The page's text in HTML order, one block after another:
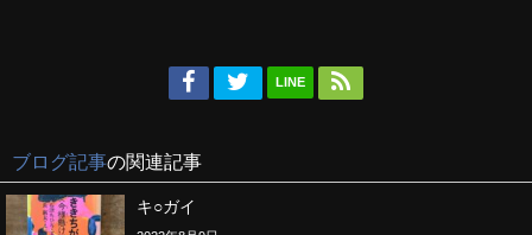
LINE
ブログ記事の関連記事
キ○ガイ